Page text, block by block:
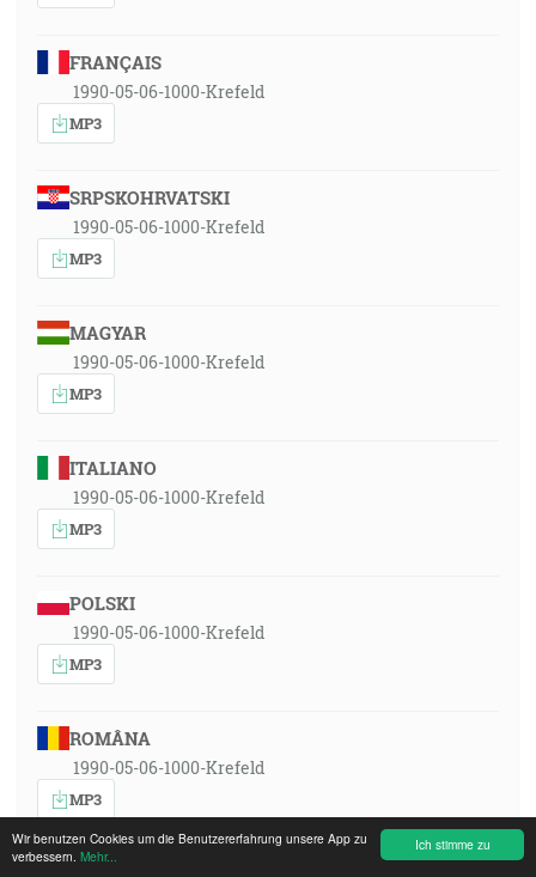
Ich stimme zu
Wir benutzen Cookies um die Benutzererfahrung unsere App zu
verbessern. Mehr...
FRANÇAIS
1990-05-06-1000-Krefeld
MP3
SRPSKOHRVATSKI
1990-05-06-1000-Krefeld
MP3
MAGYAR
1990-05-06-1000-Krefeld
MP3
ITALIANO
1990-05-06-1000-Krefeld
MP3
POLSKI
1990-05-06-1000-Krefeld
MP3
ROMÂNA
1990-05-06-1000-Krefeld
MP3